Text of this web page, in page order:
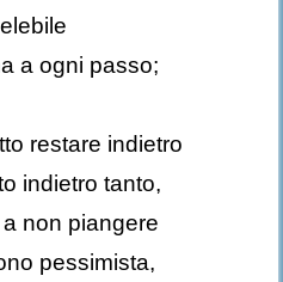
a ogni passo;
restare indietro
indietro tanto,
non piangere
pessimista,